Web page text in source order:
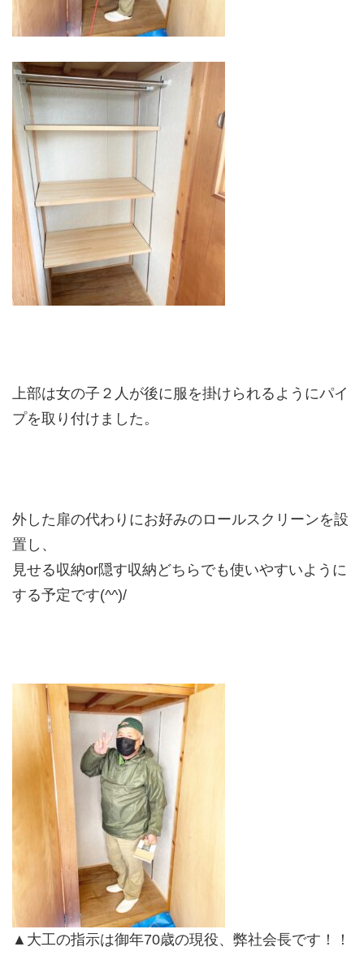
上部は女の子２人が後に服を掛けられるようにパイ
プを取り付けました。
外した扉の代わりにお好みのロールスクリーンを設
置し、
見せる収納or隠す収納どちらでも使いやすいように
する予定です(^^)/
▲大工の指示は御年70歳の現役、弊社会長です！！